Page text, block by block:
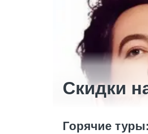
Скидки
Горячие